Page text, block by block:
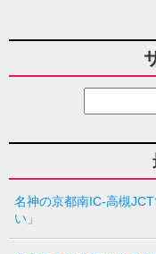
名神の京都南IC-高槻
い」